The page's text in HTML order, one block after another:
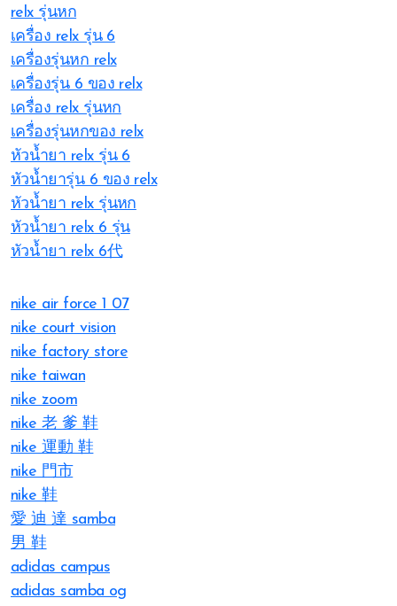
relx รุ่นหก
เครื่อง relx รุ่น 6
เครื่องรุ่นหก relx
เครื่องรุ่น 6 ของ relx
เครื่อง relx รุ่นหก
เครื่องรุ่นหกของ relx
หัวน้ำยา relx รุ่น 6
หัวน้ำยารุ่น 6 ของ relx
หัวน้ำยา relx รุ่นหก
หัวน้ำยา relx 6 รุ่น
หัวน้ำยา relx 6代
nike air force 1 07
nike court vision
nike factory store
nike taiwan
nike zoom
nike 老 爹 鞋
nike 運動 鞋
nike 門市
nike 鞋
愛 迪 達 samba
男 鞋
adidas campus
adidas samba og